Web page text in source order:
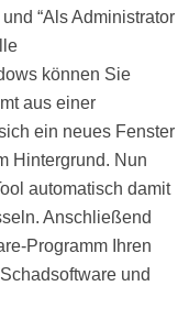
“Als Administrator
können Sie
aus einer
ein neues Fenster
Hintergrund. Nun
automatisch damit
Anschließend
Programm Ihren
und